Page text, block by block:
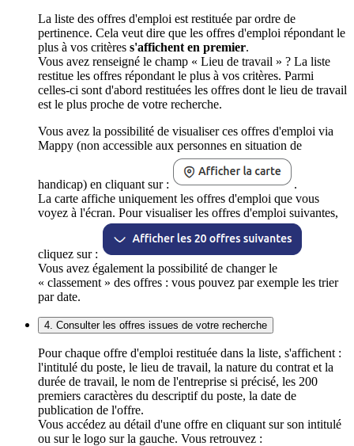
La liste des offres d'emploi est restituée par ordre de
pertinence. Cela veut dire que les offres d'emploi répondant le
plus à vos critères s'affichent en premier.
Vous avez renseigné le champ « Lieu de travail » ? La liste
restitue les offres répondant le plus à vos critères. Parmi
celles-ci sont d'abord restituées les offres dont le lieu de travail
est le plus proche de votre recherche.
Vous avez la possibilité de visualiser ces offres d'emploi via
Mappy (non accessible aux personnes en situation de
handicap) en cliquant sur :
.
La carte affiche uniquement les offres d'emploi que vous
voyez à l'écran. Pour visualiser les offres d'emploi suivantes,
cliquez sur :
Vous avez également la possibilité de changer le
« classement » des offres : vous pouvez par exemple les trier
par date.
4. Consulter les offres issues de votre recherche
Pour chaque offre d'emploi restituée dans la liste, s'affichent :
l'intitulé du poste, le lieu de travail, la nature du contrat et la
durée de travail, le nom de l'entreprise si précisé, les 200
premiers caractères du descriptif du poste, la date de
publication de l'offre.
Vous accédez au détail d'une offre en cliquant sur son intitulé
ou sur le logo sur la gauche. Vous retrouvez :